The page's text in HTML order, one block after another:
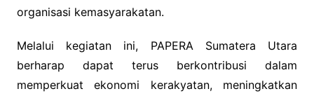
organisasi kemasyarakatan.
Melalui kegiatan ini, PAPERA Sumatera Utara
berharap dapat terus berkontribusi dalam
memperkuat ekonomi kerakyatan, meningkatkan